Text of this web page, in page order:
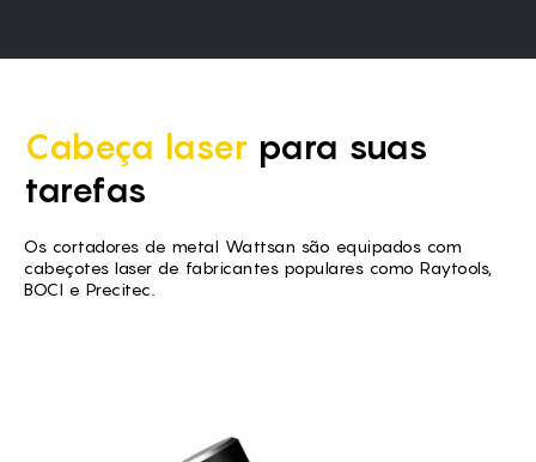
Cabeça laser para suas
tarefas
Os cortadores de metal Wattsan são equipados com
cabeçotes laser de fabricantes populares como Raytools,
BOCI e Precitec.